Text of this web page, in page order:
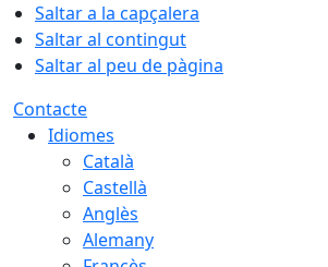
Saltar a la capçalera
Saltar al contingut
Saltar al peu de pàgina
Contacte
Idiomes
Català
Castellà
Anglès
Alemany